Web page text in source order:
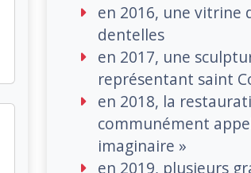
en 2016, une vitrine
dentelles
en 2017, une
représentant saint
en 2018, la
communément
imaginaire »
en 2019, plusieurs